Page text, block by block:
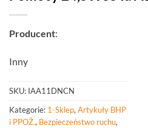
Producent:
Inny
SKU: IAA11DNCN
Kategorie: 1-Sklep,Artykuły BHP
i PPOŻ., Bezpieczeństwo ruchu,